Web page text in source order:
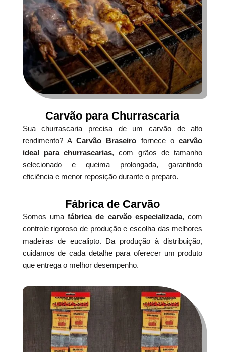
Carvão para Churrascaria
Sua churrascaria precisa de um carvão de alto
rendimento? ACarvão Braseiro fornece ocarvão
ideal para churrascarias, com grãos de tamanho
selecionado e queima prolongada, garantindo
eficiência e menor reposição durante o preparo.
Fábrica de Carvão
Somos umafábrica de carvão especializada, com
controle rigoroso de produção e escolha das melhores
madeiras de eucalipto. Da produção à distribuição,
cuidamos de cada detalhe para oferecer um produto
que entrega o melhor desempenho.